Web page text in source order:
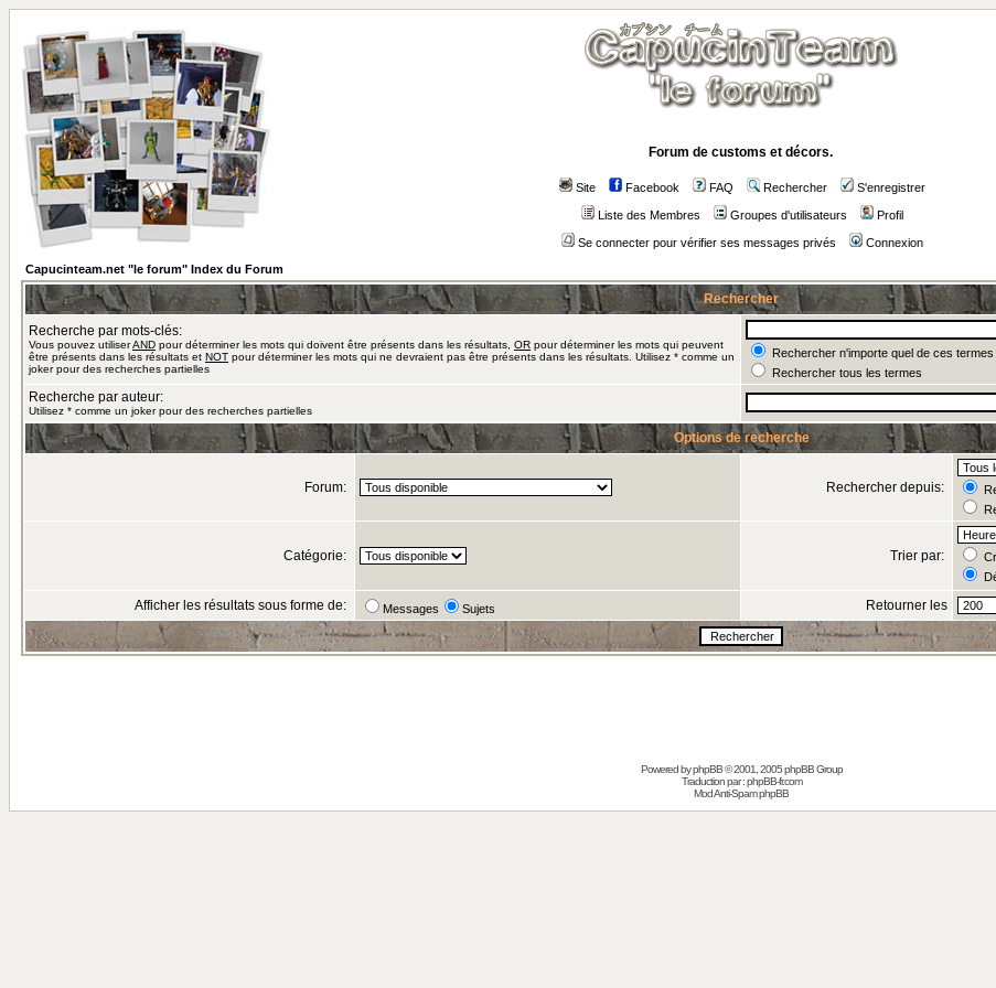
Forum de customs et décors.
Site Facebook FAQ Rechercher S'enregistrer
Liste des Membres Groupes d'utilisateurs Profil
Se connecter pour vérifier ses messages privés
Connexion
Capucinteam.net "le forum" Index du Forum
Rechercher
Recherche par mots-clés:
Vous pouvez utiliserAND pour déterminer les mots qui doivent être présents dans les résultats, OR pour déterminer les mots qui peuvent
être présents dans les résultats et NOT pour déterminer les mots qui ne devraient pas être présents dans les résultats. Utilisez * comme un
joker pour des recherches partielles
Rechercher n'importe quel de ces termes
Rechercher tous les termes
Recherche par auteur:
Utilisez * comme un joker pour des recherches partielles
Options de recherche
Forum: Rechercher depuis:
Catégorie: Trier par:
Afficher les résultats sous forme de: Messages Sujets Retourner les
Powered byphpBB© 2001, 2005 phpBB Group
Traduction par :phpBB-fr.com
Mod Anti-Spam phpBB